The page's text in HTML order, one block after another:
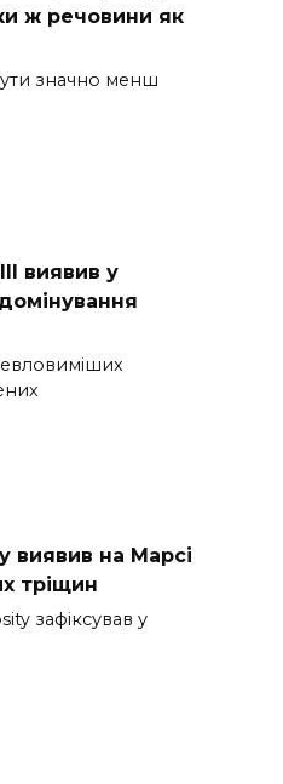
ж речовини як
значно менш
виявив у
виявив на Марсі
тріщин
зафіксував у